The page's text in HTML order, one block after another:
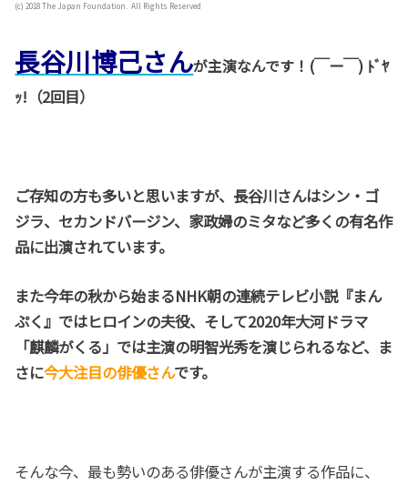
(c) 2018 The Japan Foundation. All Rights Reserved
長谷川博己さんが主演なんです！ (￣ー￣) ﾄﾞﾔ
ｯ!（2回目）
ご存知の方も多いと思いますが、長谷川さんはシン・ゴ
ジラ、セカンドバージン、家政婦のミタなど多くの有名作
品に出演されています。
また今年の秋から始まるNHK朝の連続テレビ小説『まん
ぷく』ではヒロインの夫役、そして2020年大河ドラマ
「麒麟がくる」では主演の明智光秀を演じられるなど、ま
さに今大注目の俳優さんです。
そんな今、最も勢いのある俳優さんが主演する作品に、